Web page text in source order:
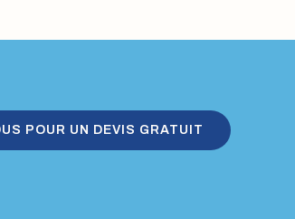
POUR UN DEVIS GRATUIT